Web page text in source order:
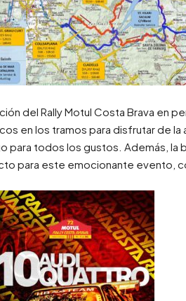
del Rally Motul Costa Brava en
en los tramos para disfrutar de la
para todos los gustos. Además, la
para este emocionante evento,